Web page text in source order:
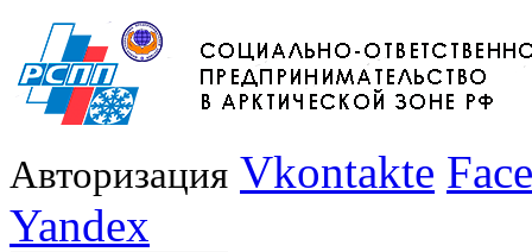
Авторизация Vkontakte
Yandex